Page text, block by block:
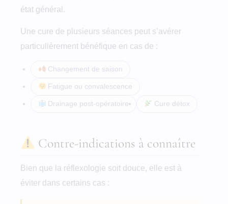
état général.
Une cure de plusieurs séances peut s’avérer
particulièrement bénéfique en cas de :
Changement de saison
Fatigue ou convalescence
Drainage post-opératoire Cure détox
Contre-indications à connaître
Bien que la réflexologie soit douce, elle est à
éviter dans certains cas :